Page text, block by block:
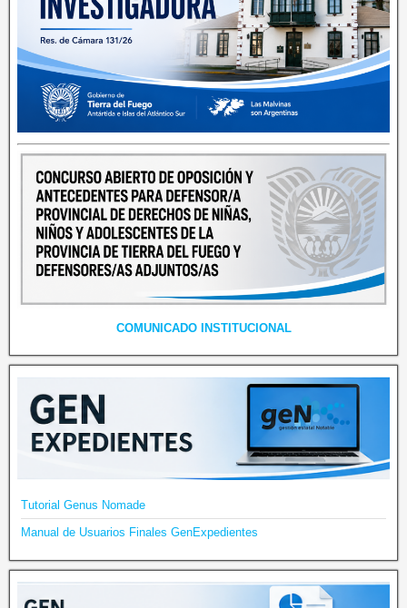
COMUNICADO INSTITUCIONAL
Tutorial Genus Nomade
Manual de Usuarios Finales GenExpedientes